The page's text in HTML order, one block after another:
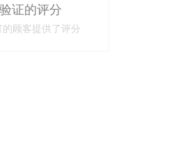
证的评分
顾客提供了评分